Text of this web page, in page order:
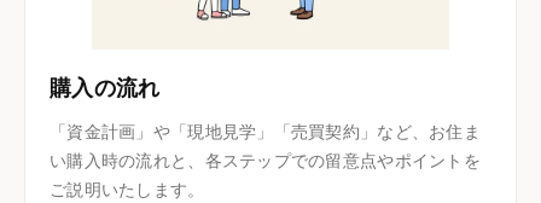
購入の流れ
「資金計画」や「現地見学」「売買契約」など、お住ま
い購入時の流れと、各ステップでの留意点やポイントを
ご説明いたします。